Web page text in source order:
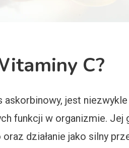
C?
jest
funkcji w organizmie. Jej
działanie jako silny